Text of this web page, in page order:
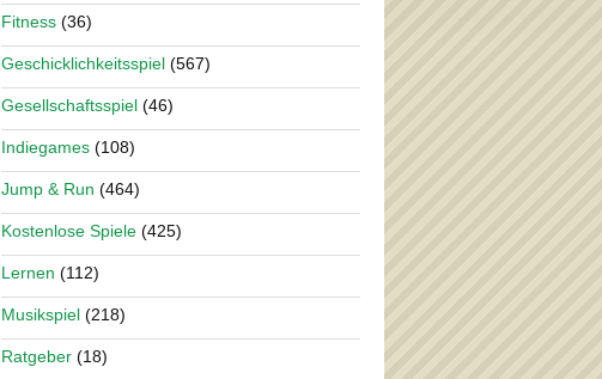
Fitness (36)
Geschicklichkeitsspiel (567)
Gesellschaftsspiel (46)
Indiegames (108)
Jump & Run (464)
Kostenlose Spiele (425)
Lernen (112)
Musikspiel (218)
Ratgeber (18)